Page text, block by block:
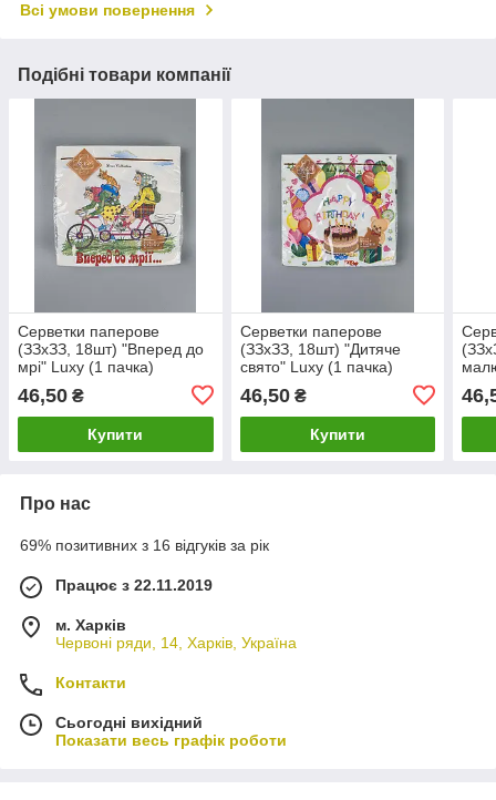
Всі умови повернення
Подібні товари компанії
Серветки паперове
(ЗЗхЗЗ, 18шт) "Вперед до
мрі" Luxy (1 пачка)
46,50 ₴
Купити
Серветки паперове
(ЗЗхЗЗ, 18шт) "Дитяче
свято" Luxy (1 пачка)
46,50₴
Купити
Про нас
69% позитивних з 16 відгуків за рік
Працює з 22.11.2019
м. Харків
Червоні ряди, 14, Харків, Україна
Контакти
Сьогодні вихідний
Показати весь графік роботи